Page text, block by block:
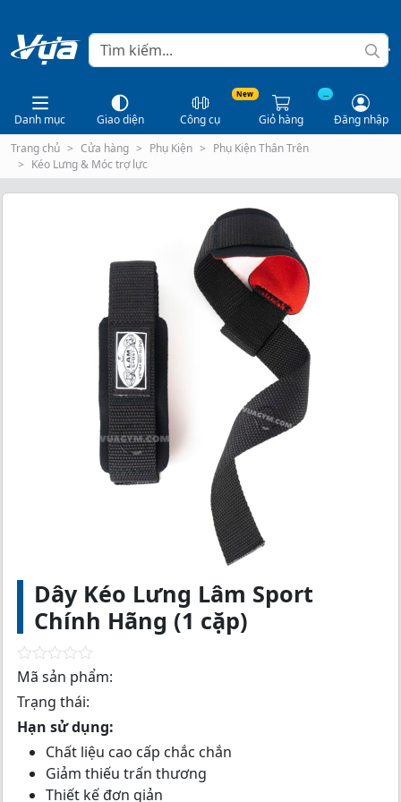
Danh mục Giao diện
New
Công cụ
...
Giỏ hàng
Đăng nhập
Trang chủ
Cửa hàng Phụ Kiện
Phụ Kiện Thân Trên
Kéo Lưng & Móc trợ lực
Dây Kéo Lưng Lâm Sport
Chính Hãng (1 cặp)
R
t
d
Mã sản phẩm:
Trạng thái:
Hạn sử dụng:
Chất liệu cao cấp chắc chắn
Giảm thiếu trấn thương
Thiết kế đơn giản